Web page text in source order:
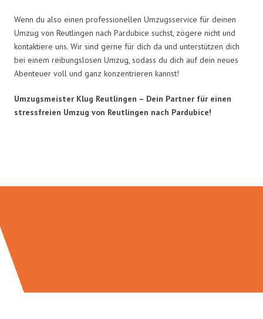
Wenn du also einen professionellen Umzugsservice für deinen
Umzug von Reutlingen nach Pardubice suchst, zögere nicht und
kontaktiere uns. Wir sind gerne für dich da und unterstützen dich
bei einem reibungslosen Umzug, sodass du dich auf dein neues
Abenteuer voll und ganz konzentrieren kannst!
Umzugsmeister Klug Reutlingen – Dein Partner für einen
stressfreien Umzug von Reutlingen nach Pardubice!